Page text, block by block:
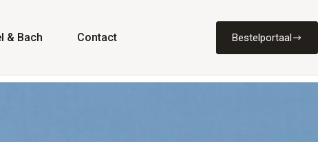
& Bach Contact Bestelportaal